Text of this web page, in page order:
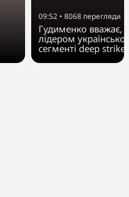
09:52 • 8068 перегляди
Гудименко вважає,
лідером
сегменті deep strike